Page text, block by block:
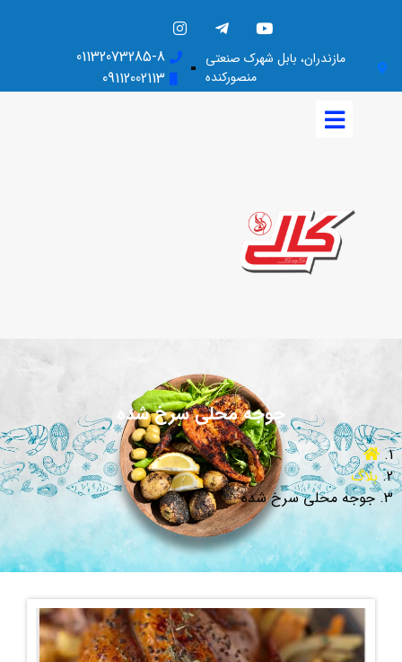
مازندران، بابل شهرک صنعتی
منصورکنده
01132073285-8
09112002113
جوجه محلی سرخ شده
بلاگ
جوجه محلی سرخ شده